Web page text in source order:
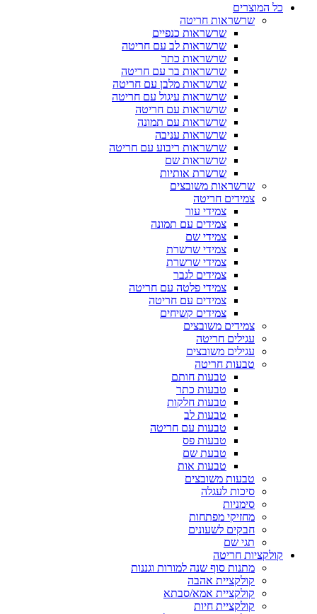
כל המוצרים
שרשראות חריטה
שרשראות כנפיים
שרשראות לב עם חריטה
שרשראות כתר
שרשראות בר עם חריטה
שרשראות מלבן עם חריטה
שרשראות עיגול עם חריטה
שרשראות עם חריטה
שרשראות עם תמונה
שרשראות עניבה
שרשראות ריבוע עם חריטה
שרשראות שם
שרשרת אותיות
שרשראות משובצים
צמידים חריטה
צמידי עור
צמידים עם תמונה
צמידי שם
צמידי שרשרת
צמידי שרשרת
צמידים לגבר
צמידי פלטה עם חריטה
צמידים עם חריטה
צמידים קשיחים
צמידים משובצים
עגילים חריטה
עגילים משובצים
טבעות חריטה
טבעות חותם
טבעות כתר
טבעות חלקות
טבעות לב
טבעות עם חריטה
טבעות פס
טבעת שם
טבעות אות
טבעות משובצים
סיכות לעגלה
סימניות
מחזיקי מפתחות
חבקים לשעונים
תגי שם
קולקציות חריטה
מתנות סוף שנה למורות וגננות
קולקציית אהבה
קולקציית אמא/סבתא
קולקציית חיות